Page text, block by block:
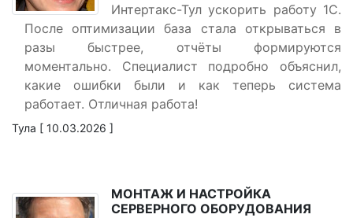
Интертакс-Тул ускорить работу 1С.
После оптимизации база стала открываться в
разы быстрее, отчёты формируются
моментально. Специалист подробно объяснил,
какие ошибки были и как теперь система
работает. Отличная работа!
Тула [ 10.03.2026 ]
МОНТАЖ И НАСТРОЙКА
СЕРВЕРНОГО ОБОРУДОВАНИЯ